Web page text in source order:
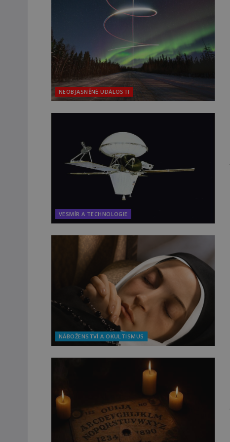
NEOBJASNĚNÉ UDÁLOSTI
VESMÍR A TECHNOLOGIE
NÁBOŽENSTVÍ A OKULTISMUS